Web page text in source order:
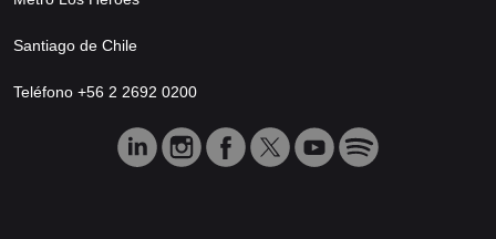
Santiago de Chile
Teléfono +56 2 2692 0200